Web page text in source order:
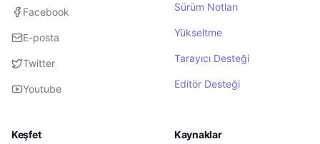
Facebook
E-posta
Twitter
Youtube
Sürüm Notları
Yükseltme
Tarayıcı Desteği
Editör Desteği
Keşfet Kaynaklar